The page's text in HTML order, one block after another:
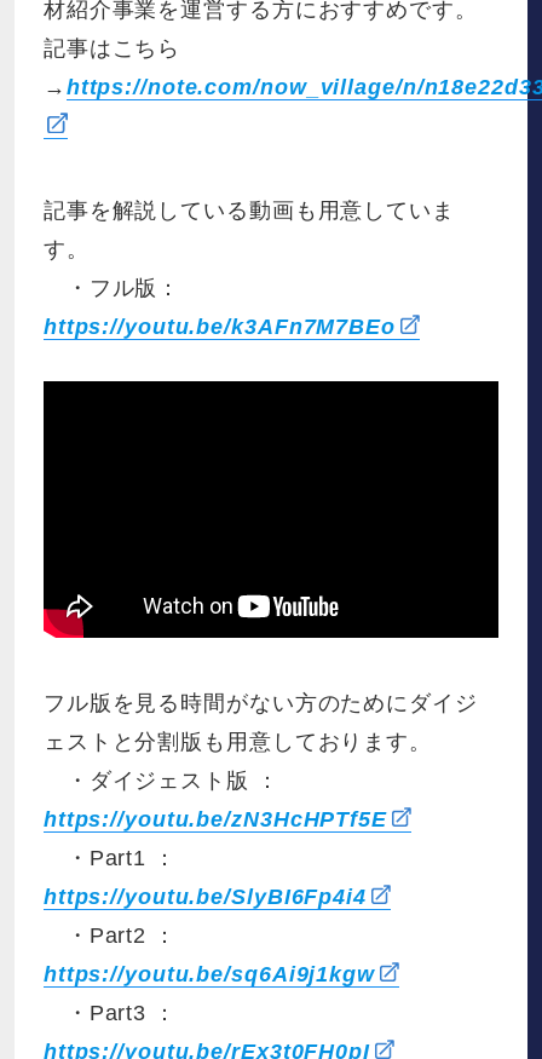
材紹介事業を運営する方におすすめです。
記事はこちら
→ https://note.com/now_village/n/
記事を解説している動画も用意していま
す。
・フル版：
https://youtu.be/k3AFn7M7BEo
フル版を見る時間がない方のためにダイジ
ェストと分割版も用意しております。
・ダイジェスト版 ：
https://youtu.be/zN3HcHPTf5E
・Part1 ：
https://youtu.be/SlyBI6Fp4i4
・Part2 ：
https://youtu.be/sq6Ai9j1kgw
・Part3 ：
https://youtu.be/rEx3t0FH0pI